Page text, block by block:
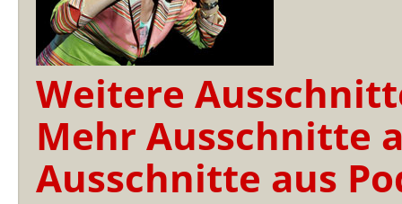
Weitere
Mehr Ausschnitte
Ausschnitte aus